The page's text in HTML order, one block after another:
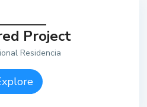
Project
Residencia